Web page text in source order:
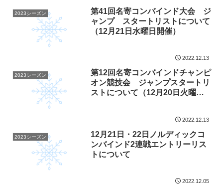
2023シーズン
第41回名寄コンバインド大会 ジ
ャンプ スタートリストについて
（12月21日水曜日開催）
2022.12.13
2023シーズン
第12回名寄コンバインドチャンピ
オン競技会 ジャンプスタートリ
ストについて（12月20日火曜日
2022.12.13
2023シーズン
12月21日・22日ノルディックコ
ンバインド2連戦エントリーリス
トについて
2022.12.05